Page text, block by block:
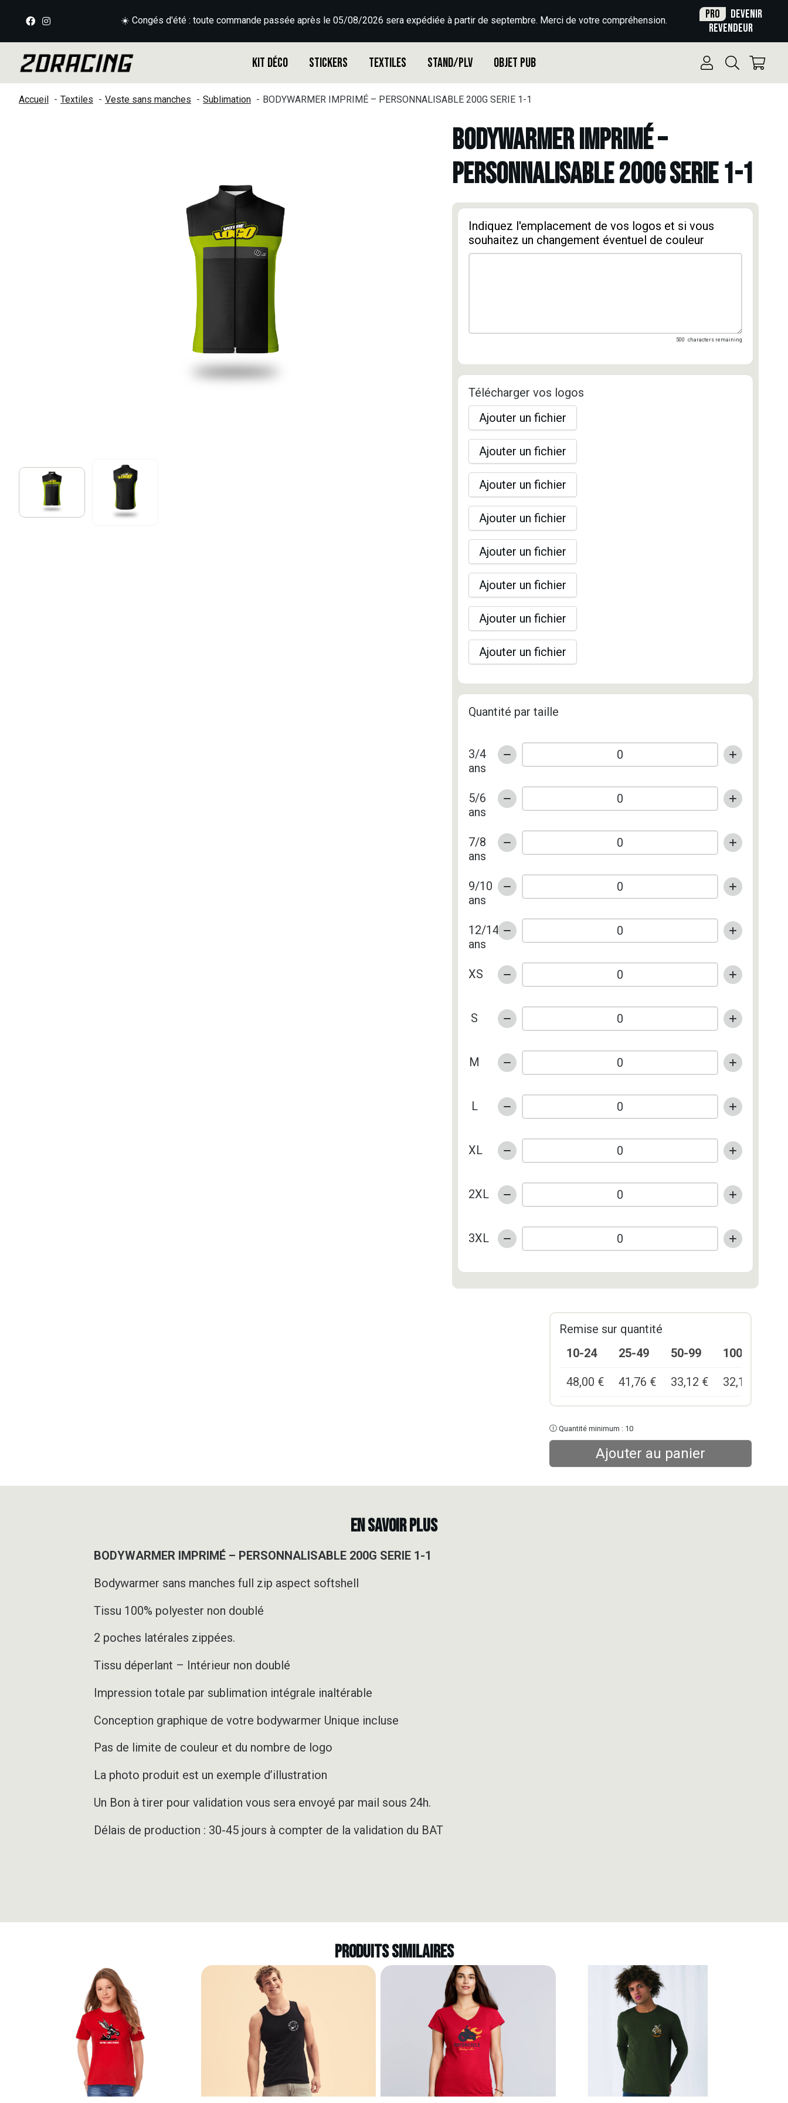
☀️ Congés d'été : toute commande passée après le 05/08/2026 sera expédiée à partir de septembre. Merci de votre compréhension. Pro
Devenir
revendeur
Kit déco Stickers Textiles Stand/PLV Objet Pub
Accueil Textiles Veste sans manches Sublimation BODYWARMER IMPRIMÉ – PERSONNALISABLE 200G SERIE 1-1
BODYWARMER IMPRIMÉ –
PERSONNALISABLE 200G SERIE 1-1
Indiquez l'emplacement de vos logos et si vous
souhaitez un changement éventuel de couleur
500 characters remaining
Télécharger vos logos
Ajouter un fichier
Ajouter un fichier
Ajouter un fichier
Ajouter un fichier
Ajouter un fichier
Ajouter un fichier
Ajouter un fichier
Ajouter un fichier
Quantité par taille
3/4
ans
5/6
ans
7/8
ans
9/10
ans
12/14
ans
XS
S
M
L
XL
2XL
3XL
Remise sur quantité
10-24
25-49 50-99 100+
48,00 € 41,76 € 33,12 € 32,16
Quantité minimum : 10
Ajouter au panier
EN SAVOIR PLUS
BODYWARMER IMPRIMÉ – PERSONNALISABLE 200G SERIE 1-1
Bodywarmer sans manches full zip aspect softshell
Tissu 100% polyester non doublé
2 poches latérales zippées.
Tissu déperlant – Intérieur non doublé
Impression totale par sublimation intégrale inaltérable
Conception graphique de votre bodywarmer Unique incluse
Pas de limite de couleur et du nombre de logo
La photo produit est un exemple d’illustration
Un Bon à tirer pour validation vous sera envoyé par mail sous 24h.
Délais de production : 30-45 jours à compter de la validation du BAT
Produits similaires